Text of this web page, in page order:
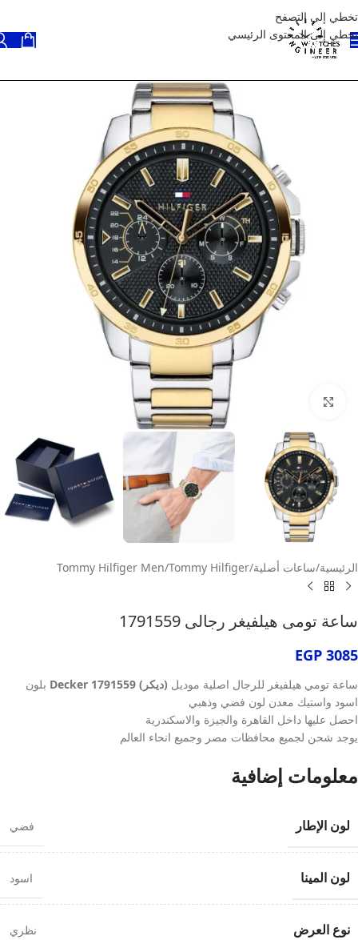
تخطي إلى التصفح
تخطي إلى المحتوى الرئيسي
الرئيسية/ساعات أصلية/
Tommy Hilfiger
/
Tommy Hilfiger Men
ساعة تومى هيلفيغر رجالى 1791559
EGP 3085
ساعة تومي هيلفيغر للرجال اصلية موديل (ديكر) Decker 1791559
بلون
اسود واستيك معدن لون فضي وذهبي
احصل عليها داخل القاهرة والجيزة والاسكندرية
يوجد شحن لجميع محافظات مصر وجميع انحاء العالم
معلومات إضافية
لون الإطار فضي
لون المينا اسود
نوع العرض نظري